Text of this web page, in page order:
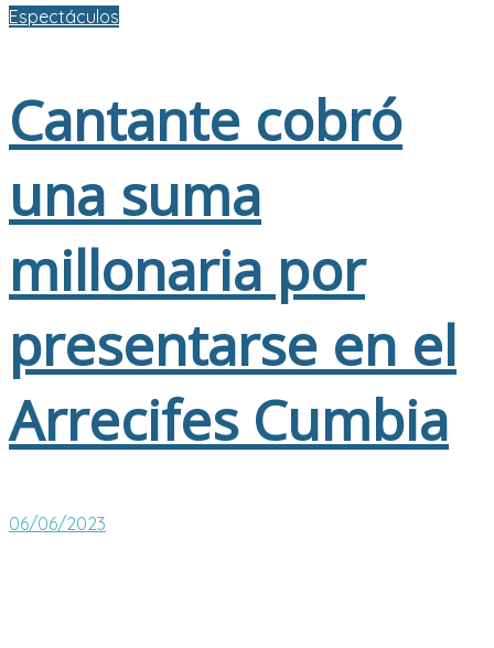
Espectáculos
Cantante cobró
una suma
millonaria por
presentarse en el
Arrecifes Cumbia
06/06/2023